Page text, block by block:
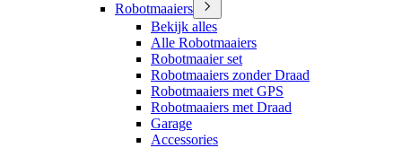
Robotmaaiers
Bekijk alles
Alle Robotmaaiers
Robotmaaier set
Robotmaaiers zonder Draad
Robotmaaiers met GPS
Robotmaaiers met Draad
Garage
Accessories